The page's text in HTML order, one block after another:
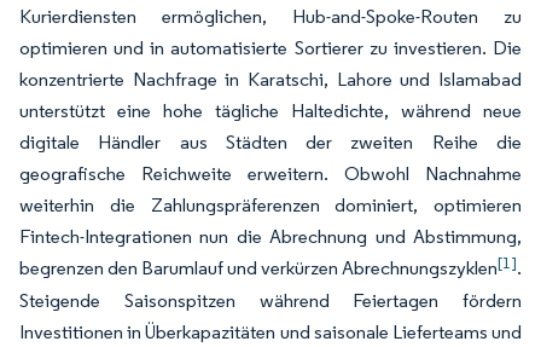
Kurierdiensten ermöglichen, Hub-and-Spoke-Routen zu
optimieren und in automatisierte Sortierer zu investieren. Die
konzentrierte Nachfrage in Karatschi, Lahore und Islamabad
unterstützt eine hohe tägliche Haltedichte, während neue
digitale Händler aus Städten der zweiten Reihe die
geografische Reichweite erweitern. Obwohl Nachnahme
weiterhin die Zahlungspräferenzen dominiert, optimieren
Fintech-Integrationen nun die Abrechnung und Abstimmung,
begrenzen den Barumlauf und verkürzen Abrechnungszyklen[1].
Steigende Saisonspitzen während Feiertagen fördern
Investitionen in Überkapazitäten und saisonale Lieferteams und